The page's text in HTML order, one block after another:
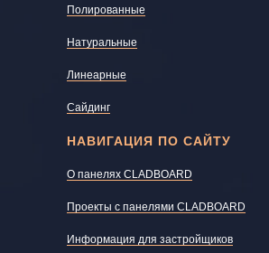
Полированные
Натуральные
Линеарные
Сайдинг
НАВИГАЦИЯ ПО САЙТУ
О панелях CLADBOARD
Проекты с панелями CLADBOARD
Информация для застройщиков